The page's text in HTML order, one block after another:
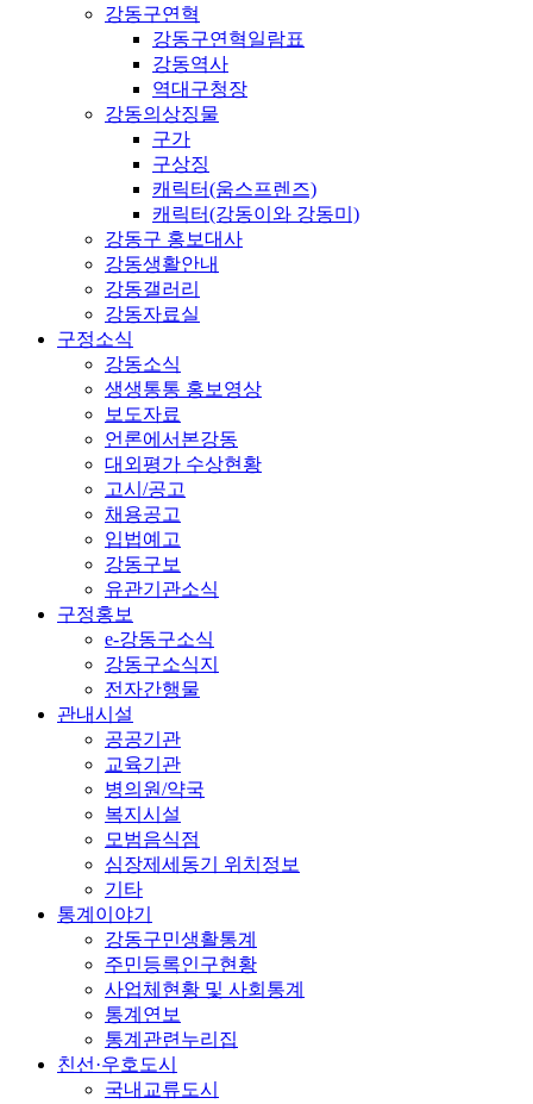
강동구연혁
강동구연혁일람표
강동역사
역대구청장
강동의상징물
구가
구상징
캐릭터(움스프렌즈)
캐릭터(강동이와 강동미)
강동구 홍보대사
강동생활안내
강동갤러리
강동자료실
구정소식
강동소식
생생통통 홍보영상
보도자료
언론에서본강동
대외평가 수상현황
고시/공고
채용공고
입법예고
강동구보
유관기관소식
구정홍보
e-강동구소식
강동구소식지
전자간행물
관내시설
공공기관
교육기관
병의원/약국
복지시설
모범음식점
심장제세동기 위치정보
기타
통계이야기
강동구민생활통계
주민등록인구현황
사업체현황 및 사회통계
통계연보
통계관련누리집
친선·우호도시
국내교류도시